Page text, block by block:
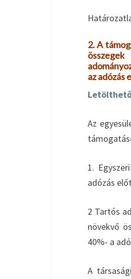
2. A
az adózás
Az
1.
adózás
2 Tartós
növekvő
40%- a
A